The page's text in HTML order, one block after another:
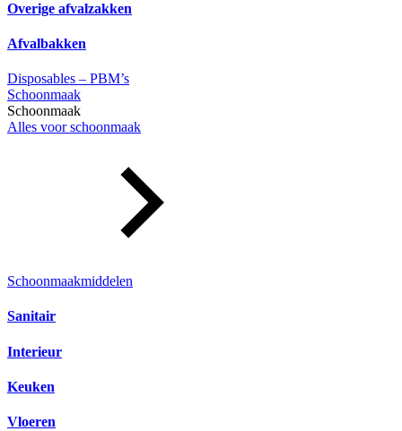
Overige afvalzakken
Afvalbakken
Disposables – PBM’s
Schoonmaak
Schoonmaak
Alles voor schoonmaak
Schoonmaakmiddelen
Sanitair
Interieur
Keuken
Vloeren